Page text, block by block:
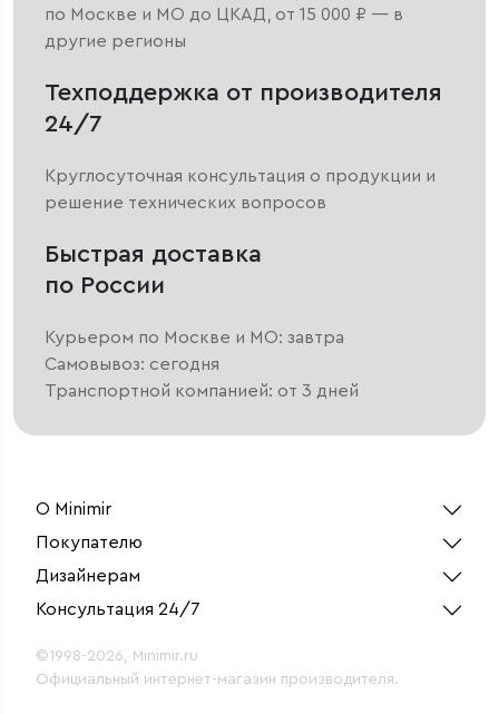
по Москве и МО до ЦКАД, от 15 000 ₽ — в
другие регионы
Техподдержка от производителя
24/7
Круглосуточная консультация о продукции и
решение технических вопросов
Быстрая доставка
по России
Курьером по Москве и МО: завтра
Самовывоз: сегодня
Транспортной компанией: от 3 дней
О Minimir
Покупателю
Дизайнерам
Консультация 24/7
©1998-2026, Minimir.ru
Официальный интернет-магазин производителя.